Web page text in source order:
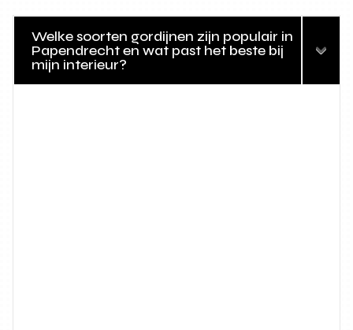
Welke soorten gordijnen zijn populair in
Papendrecht en wat past het beste bij
mijn interieur?